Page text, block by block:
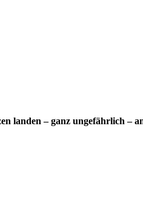
landen – ganz ungefährlich –